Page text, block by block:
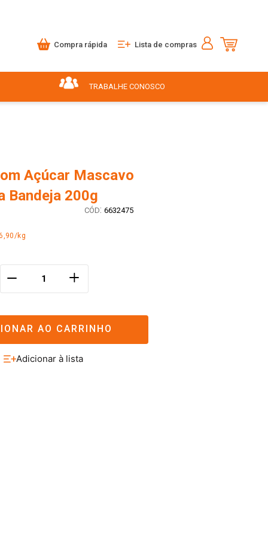
Compra rápida Lista de compras
TRABALHE CONOSCO
Açúcar Mascavo
Bandeja 200g
: 6632475
kg
＋
AO CARRINHO